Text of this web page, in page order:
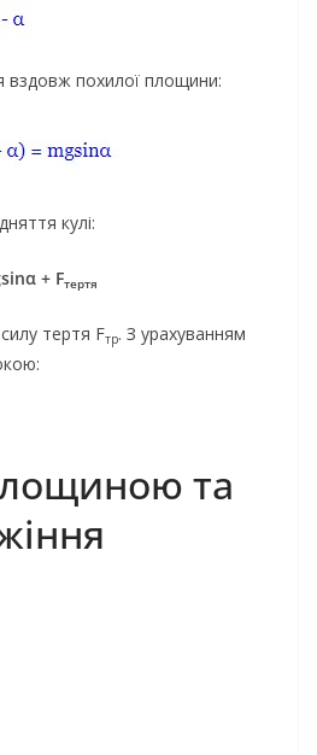
вздовж похилої площини:
кулі:
+ Fтертя
тертя Fтр. З урахуванням
та